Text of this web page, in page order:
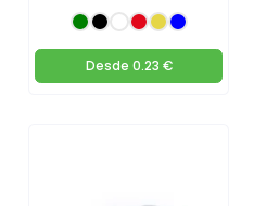
Desde 0.23 €